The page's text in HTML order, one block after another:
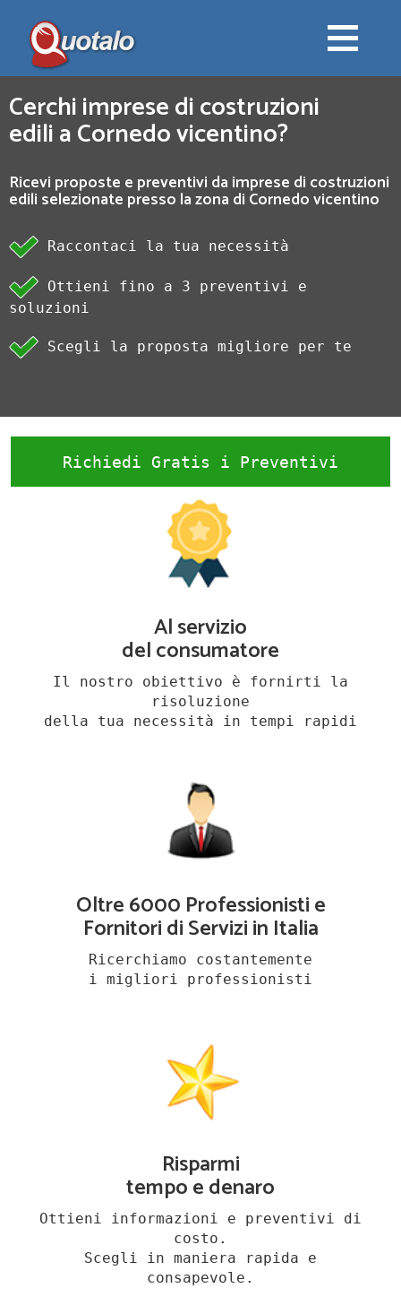
Cerchi imprese di costruzioni
edili a Cornedo vicentino?
Ricevi proposte e preventivi da imprese di costruzioni
edili selezionate presso la zona di Cornedo vicentino
Raccontaci la tua necessità
Ottieni fino a 3 preventivi e
soluzioni
Scegli la proposta migliore per te
Richiedi Gratis i Preventivi
Al servizio
del consumatore
Il nostro obiettivo è fornirti la
risoluzione
della tua necessità in tempi rapidi
Oltre 6000 Professionisti e
Fornitori di Servizi in Italia
Ricerchiamo costantemente
i migliori professionisti
Risparmi
tempo e denaro
Ottieni informazioni e preventivi di
costo.
Scegli in maniera rapida e
consapevole.